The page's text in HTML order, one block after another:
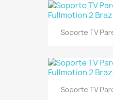
Soporte TV
Soporte TV